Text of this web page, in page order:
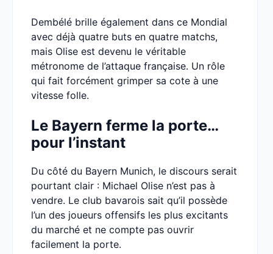
Dembélé brille également dans ce Mondial
avec déjà quatre buts en quatre matchs,
mais Olise est devenu le véritable
métronome de l’attaque française. Un rôle
qui fait forcément grimper sa cote à une
vitesse folle.
Le Bayern ferme la porte…
pour l’instant
Du côté du Bayern Munich, le discours serait
pourtant clair : Michael Olise n’est pas à
vendre. Le club bavarois sait qu’il possède
l’un des joueurs offensifs les plus excitants
du marché et ne compte pas ouvrir
facilement la porte.